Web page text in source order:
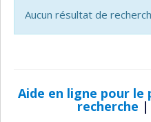
Aucun résultat de
Aide en ligne pour
recherche |